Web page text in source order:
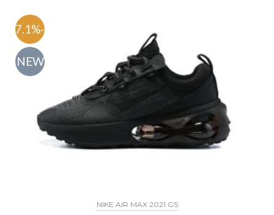
-47.1%
NEW
NIKE AIR MAX 2021 GS